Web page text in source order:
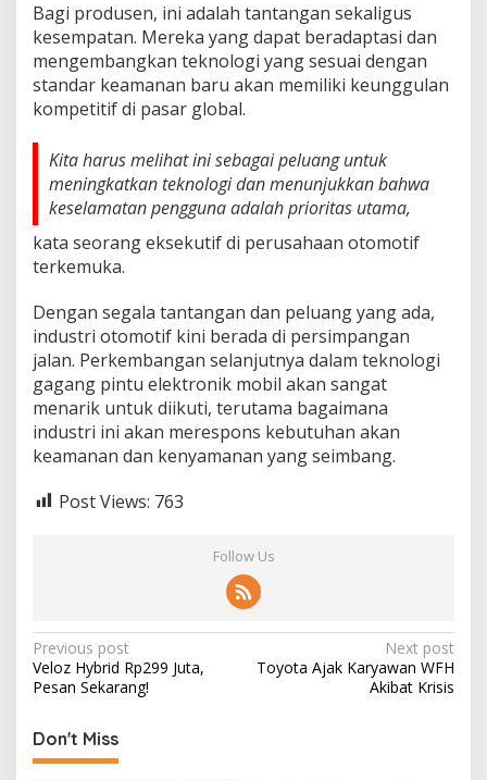
Bagi produsen, ini adalah tantangan sekaligus
kesempatan. Mereka yang dapat beradaptasi dan
mengembangkan teknologi yang sesuai dengan
standar keamanan baru akan memiliki keunggulan
kompetitif di pasar global.
Kita harus melihat ini sebagai peluang untuk
meningkatkan teknologi dan menunjukkan bahwa
keselamatan pengguna adalah prioritas utama,
kata seorang eksekutif di perusahaan otomotif
terkemuka.
Dengan segala tantangan dan peluang yang ada,
industri otomotif kini berada di persimpangan
jalan. Perkembangan selanjutnya dalam teknologi
gagang pintu elektronik mobil akan sangat
menarik untuk diikuti, terutama bagaimana
industri ini akan merespons kebutuhan akan
keamanan dan kenyamanan yang seimbang.
Post Views: 763
Follow Us
Post
navigation
Previous post
Veloz Hybrid Rp299 Juta,
Pesan Sekarang!
Next post
Toyota Ajak Karyawan WFH
Akibat Krisis
Don't Miss